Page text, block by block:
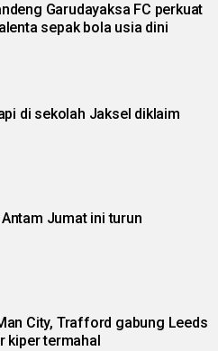
Garudayaksa FC perkuat
sepak bola usia dini
di sekolah Jaksel diklaim
Jumat ini turun
City, Trafford gabung Leeds
kiper termahal